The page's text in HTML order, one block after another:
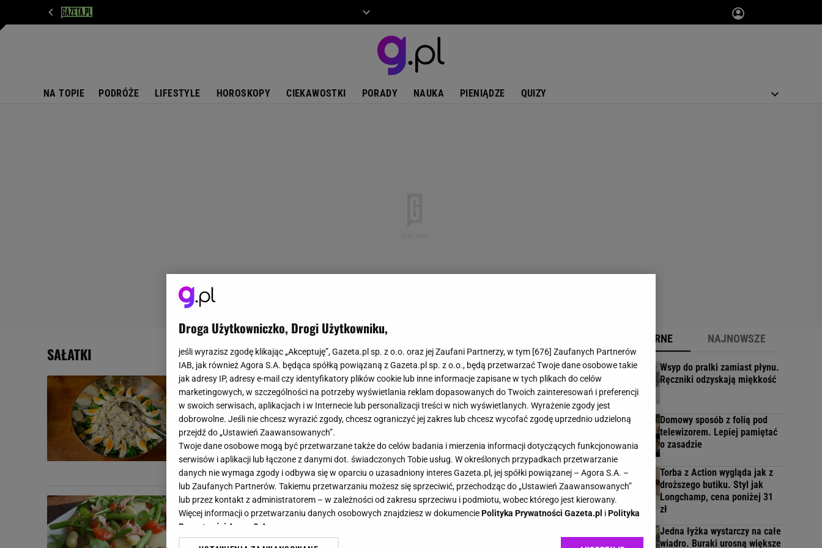
NA TOPIE PODRÓŻE LIFESTYLE HOROSKOPY CIEKAWOSTKI PORADY NAUKA PIENIĄDZE QUIZY
SAŁATKI
Sałatka z jajkiem i nietypowym składnikiem - przepis, który warto
zapisać w telefonie
Sałatka sałatce nierówna. Każdy ma swoją ulubioną, którą robi najczęściej.
Jednak zawsze warto spróbować czegoś nowego, dzięki temu być może
odkryjemy coś, c...
JAJKO OWOCE PRZEKĄSKI SAŁATKA
Nie uwierzysz, jak pyszna może być sałatka z bobem - ten
składnik robi robotę
Możesz zaserwować pyszną sałatkę z bobem na grilla lub rodzinne przyjęcie. W
POPULARNE NAJNOWSZE
Wsyp do pralki zamiast płynu.
Ręczniki odzyskają miękkość
Domowy sposób z folią pod
telewizorem. Lepiej pamiętać
o zasadzie
Torba z Action wygląda jak z
droższego butiku. Styl jak
Longchamp, cena poniżej 31
zł
Jedna łyżka wystarczy na całe
wiadro. Buraki urosną większe
Droga Użytkowniczko, Drogi Użytkowniku,
jeśli wyrazisz zgodę klikając „Akceptuję”, Gazeta.pl sp. z o.o. oraz jej Zaufani Partnerzy, w tym [676] Zaufanych Partnerów
IAB, jak również Agora S.A. będąca spółką powiązaną z Gazeta.pl sp. z o.o., będą przetwarzać Twoje dane osobowe takie
jak adresy IP, adresy e-mail czy identyfikatory plików cookie lub inne informacje zapisane w tych plikach do celów
marketingowych, w szczególności na potrzeby wyświetlania reklam dopasowanych do Twoich zainteresowań i preferencji
w swoich serwisach, aplikacjach i w Internecie lub personalizacji treści w nich wyświetlanych. Wyrażenie zgody jest
dobrowolne. Jeśli nie chcesz wyrazić zgody, chcesz ograniczyć jej zakres lub chcesz wycofać zgodę uprzednio udzieloną
przejdź do „Ustawień Zaawansowanych”.
Twoje dane osobowe mogą być przetwarzane także do celów badania i mierzenia informacji dotyczących funkcjonowania
serwisów i aplikacji lub łączone z danymi dot. świadczonych Tobie usług. W określonych przypadkach przetwarzanie
danych nie wymaga zgody i odbywa się w oparciu o uzasadniony interes Gazeta.pl, jej spółki powiązanej – Agora S.A. –
lub Zaufanych Partnerów. Takiemu przetwarzaniu możesz się sprzeciwić, przechodząc do „Ustawień Zaawansowanych”
lub przez kontakt z administratorem – w zależności od zakresu sprzeciwu i podmiotu, wobec którego jest kierowany.
Więcej informacji o przetwarzaniu danych osobowych znajdziesz w dokumenciePolityka Prywatności Gazeta.pl iPolityka
Prywatności Agora S.A.